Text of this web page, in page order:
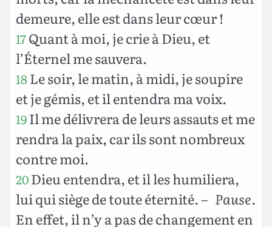
demeure, elle est dans leur cœur !
17Quant à moi, je crie à Dieu, et
l’Éternel me sauvera.
18Le soir, le matin, à midi, je soupire
et je gémis, et il entendra ma voix.
19Il me délivrera de leurs assauts et me
rendra la paix, car ils sont nombreux
contre moi.
20Dieu entendra, et il les humiliera,
lui qui siège de toute éternité.– Pause.
En effet, il n’y a pas de changement en